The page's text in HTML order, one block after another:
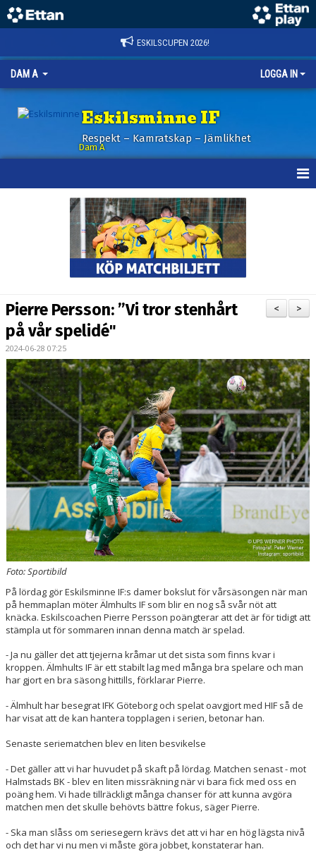
ESKILSCUPEN 2026!
DAM A LOGGA IN
Eskilsminne IF
Respekt – Kamratskap – Jämlikhet
Dam A
BILDGALLERI
DOKUMENT
KONTAKT
MATCHER
DIV. 1 SÖDRA
DAM AKADEMI - DIVISION 2
>
<
Pierre Persson: ”Vi tror stenhårt
på vår spelidé"
2024-06-28 07:25
Foto: Sportibild
På lördag gör Eskilsminne IF:s damer bokslut för vårsäsongen när man
på hemmaplan möter Älmhults IF som blir en nog så svår nöt att
knäcka. Eskilscoachen Pierre Persson poängterar att det är för tidigt att
stämpla ut för sommaren innan denna match är spelad.
- Ja nu gäller det att tjejerna kråmar ut det sista som finns kvar i
kroppen. Älmhults IF är ett stabilt lag med många bra spelare och man
har gjort en bra säsong hittills, förklarar Pierre.
- Älmhult har besegrat IFK Göteborg och spelat oavgjort med HIF så de
har visat att de kan hantera topplagen i serien, betonar han.
Senaste seriematchen blev en liten besvikelse
- Det gäller att vi har huvudet på skaft på lördag. Matchen senast - mot
Halmstads BK - blev en liten missräkning när vi bara fick med oss en
poäng hem. Vi hade tillräckligt många chanser för att kunna avgöra
matchen men det skulle behövts bättre fokus, säger Pierre.
- Ska man slåss om seriesegern krävs det att vi har en hög lägsta nivå
och det har vi nu men vi måste göra jobbet, konstaterar han.